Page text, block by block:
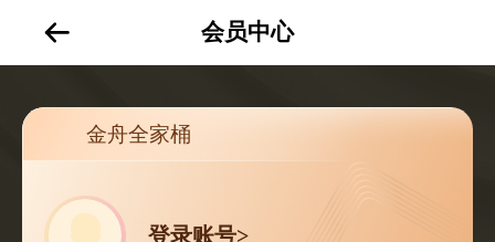
会员中心
金舟全家桶
登录账号>